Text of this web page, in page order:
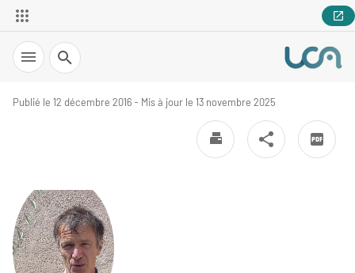
Recherche
Publié le 12 décembre 2016 - Mis à jour le 13 novembre 2025